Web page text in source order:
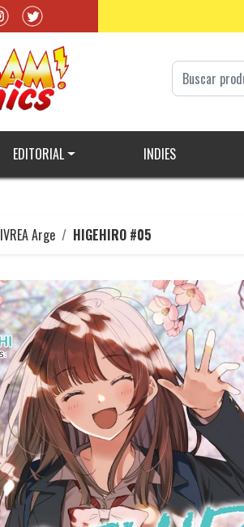
EDITORIAL INDIES
IVREA Arge HIGEHIRO #05